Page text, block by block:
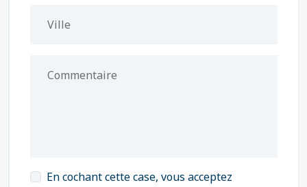
Ville
Commentaire
En cochant cette case, vous acceptez